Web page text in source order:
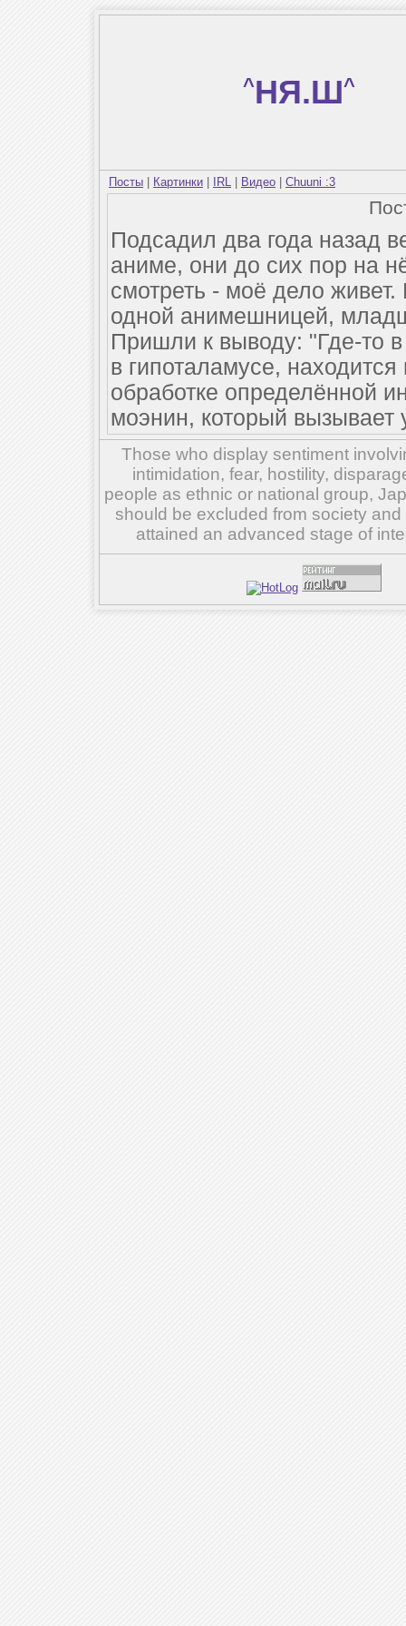
^НЯ.Ш^
Посты Картинки IRL Видео Chuuni :3
Подсадил два года назад
аниме, они до сих пор на
смотреть - моё дело
одной анимешницей,
Пришли к выводу: "Где-то
в гипоталамусе,
обработке определённой
моэнин, который
Those who display sentiment
intimidation, fear, hostility,
people as ethnic or national group,
should be excluded from society
attained an advanced stage of